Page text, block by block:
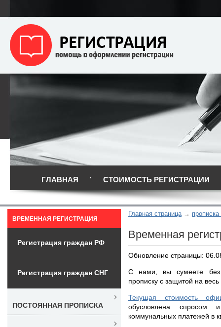
ГЛАВНАЯ СТОИМОСТЬ РЕГИСТРАЦИИ
Главная страница прописка
Временная
Обновление страницы:
С нами, вы сумеете без
прописку с защитой на
Текущая стоимость
обусловлена
коммунальных платежей в
ВРЕМЕННАЯ РЕГИСТРАЦИЯ
Регистрация граждан РФ
Регистрация граждан СНГ
ПОСТОЯННАЯ ПРОПИСКА